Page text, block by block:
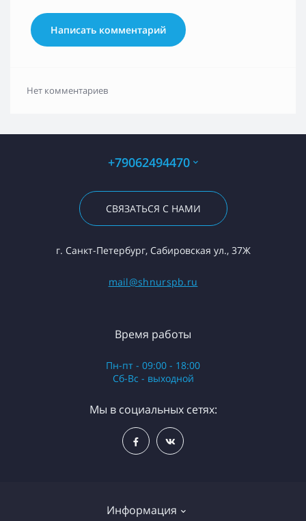
Написать комментарий
Нет комментариев
+79062494470
СВЯЗАТЬСЯ С НАМИ
г. Санкт-Петербург, Сабировская ул., 37Ж
mail@shnurspb.ru
Информация
Время работы
Пн-пт - 09:00 - 18:00
Сб-Вс - выходной
Мы в социальных сетях: